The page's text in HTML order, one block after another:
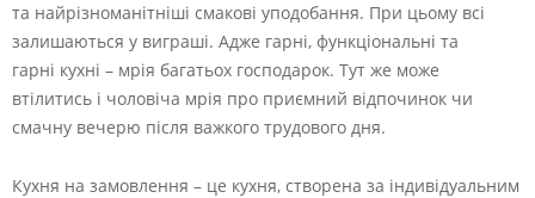
та найрізноманітніші смакові уподобання. При цьому всі
залишаються у виграші. Адже гарні, функціональні та
гарні кухні – мрія багатьох господарок. Тут же може
втілитись і чоловіча мрія про приємний відпочинок чи
смачну вечерю після важкого трудового дня.
Кухня на замовлення – це кухня, створена за індивідуальним